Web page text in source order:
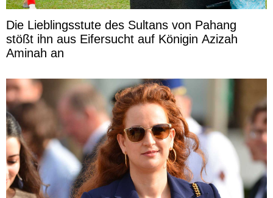
Die Lieblingsstute des Sultans von Pahang
stößt ihn aus Eifersucht auf Königin Azizah
Aminah an